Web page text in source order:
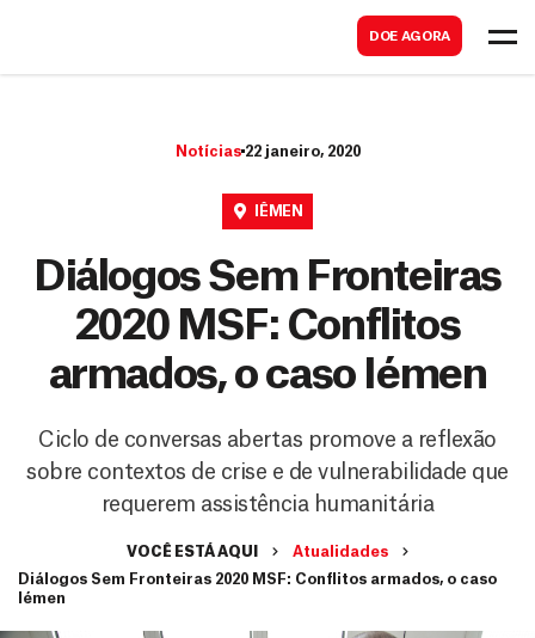
DOE AGORA
r
Notícias 22 janeiro, 2020
IÊMEN
Diálogos Sem Fronteiras
2020 MSF: Conflitos
armados, o caso Iémen
Ciclo de conversas abertas promove a reflexão
sobre contextos de crise e de vulnerabilidade que
requerem assistência humanitária
VOCÊ ESTÁ AQUI
Atualidades
Diálogos Sem Fronteiras 2020 MSF: Conflitos armados, o caso
Iémen
a
r